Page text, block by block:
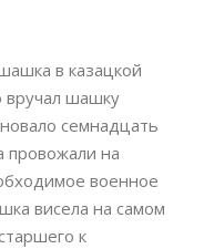
в казацкой
вручал шашку
семнадцать
провожали на
военное
висела на самом
к